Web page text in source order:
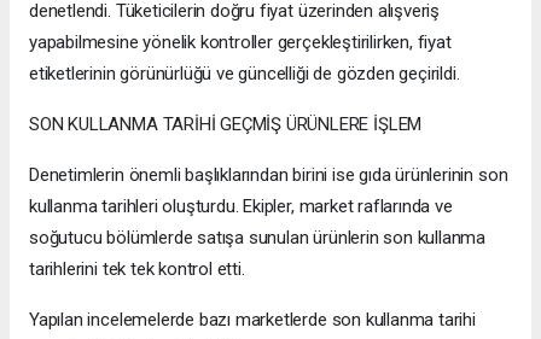
denetlendi. Tüketicilerin doğru fiyat üzerinden alışveriş
yapabilmesine yönelik kontroller gerçekleştirilirken, fiyat
etiketlerinin görünürlüğü ve güncelliği de gözden geçirildi.
SON KULLANMA TARİHİ GEÇMİŞ ÜRÜNLERE İŞLEM
Denetimlerin önemli başlıklarından birini ise gıda ürünlerinin son
kullanma tarihleri oluşturdu. Ekipler, market raflarında ve
soğutucu bölümlerde satışa sunulan ürünlerin son kullanma
tarihlerini tek tek kontrol etti.
Yapılan incelemelerde bazı marketlerde son kullanma tarihi